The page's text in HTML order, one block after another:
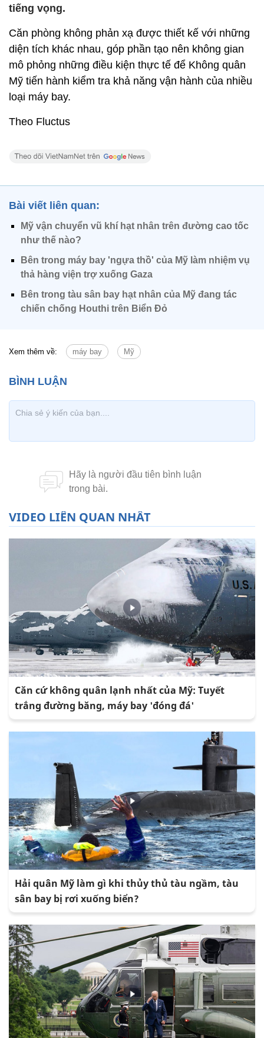
tiếng vọng.
Căn phòng không phản xạ được thiết kế với những
diện tích khác nhau, góp phần tạo nên không gian
mô phỏng những điều kiện thực tế để Không quân
Mỹ tiến hành kiểm tra khả năng vận hành của nhiều
loại máy bay.
Theo Fluctus
Bài viết liên quan:
Mỹ vận chuyển vũ khí hạt nhân trên đường cao tốc
như thế nào?
Bên trong máy bay 'ngựa thồ' của Mỹ làm nhiệm vụ
thả hàng viện trợ xuống Gaza
Bên trong tàu sân bay hạt nhân của Mỹ đang tác
chiến chống Houthi trên Biển Đỏ
Xem thêm về: máy bay Mỹ
VIDEO LIÊN QUAN NHẤT
Căn cứ không quân lạnh nhất của Mỹ: Tuyết
trắng đường băng, máy bay 'đóng đá'
Hải quân Mỹ làm gì khi thủy thủ tàu ngầm, tàu
sân bay bị rơi xuống biển?